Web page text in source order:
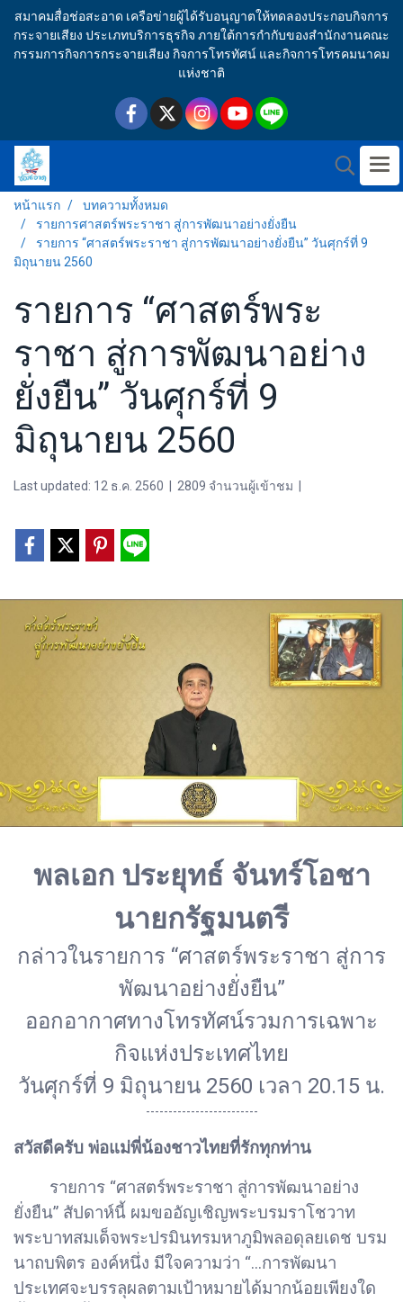
สมาคมสื่อช่อสะอาด เครือข่ายผู้ได้รับอนุญาตให้ทดลองประกอบกิจการ
กระจายเสียง ประเภทบริการธุรกิจ ภายใต้การกำกับของสำนักงานคณะ
กรรมการกิจการกระจายเสียง กิจการโทรทัศน์ และกิจการโทรคมนาคม
แห่งชาติ
หน้าแรก
บทความทั้งหมด
รายการศาสตร์พระราชา สู่การพัฒนาอย่างยั่งยืน
รายการ “ศาสตร์พระราชา สู่การพัฒนาอย่างยั่งยืน” วันศุกร์ที่ 9
มิถุนายน 2560
รายการ “ศาสตร์พระ
ราชา สู่การพัฒนาอย่าง
ยั่งยืน” วันศุกร์ที่ 9
มิถุนายน 2560
Last updated: 12 ธ.ค. 2560 2809 จำนวนผู้เข้าชม
พลเอก ประยุทธ์ จันทร์โอชา
นายกรัฐมนตรี
กล่าวในรายการ “ศาสตร์พระราชา สู่การ
พัฒนาอย่างยั่งยืน”
ออกอากาศทางโทรทัศน์รวมการเฉพาะ
กิจแห่งประเทศไทย
วันศุกร์ที่ 9 มิถุนายน 2560 เวลา 20.15 น.
-------------------------
สวัสดีครับ พ่อแม่พี่น้องชาวไทยที่รักทุกท่าน
รายการ “ศาสตร์พระราชา สู่การพัฒนาอย่าง
ยั่งยืน” สัปดาห์นี้ ผมขออัญเชิญพระบรมราโชวาท
พระบาทสมเด็จพระปรมินทรมหาภูมิพลอดุลยเดช บรม
นาถบพิตร องค์หนึ่ง มีใจความว่า “...การพัฒนา
ประเทศจะบรรลุผลตามเป้าหมายได้มากน้อยเพียงใด